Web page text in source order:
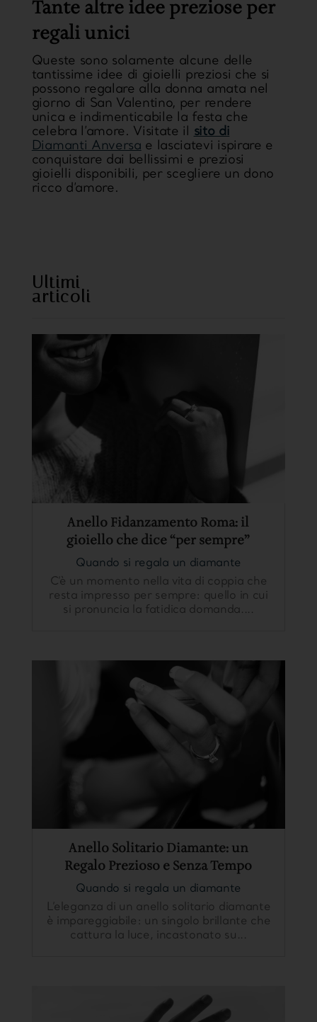
Tante altre idee preziose per
regali unici
Queste sono solamente alcune delle
tantissime idee di gioielli preziosi che si
possono regalare alla donna amata nel
giorno di San Valentino, per rendere
unica e indimenticabile la festa che
celebra l’amore. Visitate il sito di
Diamanti Anversa e lasciatevi ispirare e
conquistare dai bellissimi e preziosi
gioielli disponibili, per scegliere un dono
ricco d’amore.
Ultimi
articoli
Anello Fidanzamento Roma: il
gioiello che dice “per sempre”
Quando si regala un diamante
C’è un momento nella vita di coppia che
resta impresso per sempre: quello in cui
si pronuncia la fatidica domanda....
Anello Solitario Diamante: un
Regalo Prezioso e Senza Tempo
Quando si regala un diamante
L’eleganza di un anello solitario diamante
è impareggiabile: un singolo brillante che
cattura la luce, incastonato su...